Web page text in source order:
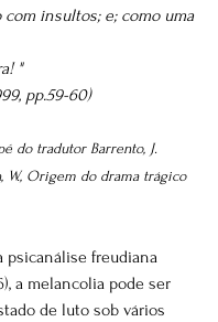
com insultos; e; como uma
"
pp.59-60)
do tradutor Barrento, J.
W., Origem do drama trágico
psicanálise freudiana
a melancolia pode ser
de luto sob vários